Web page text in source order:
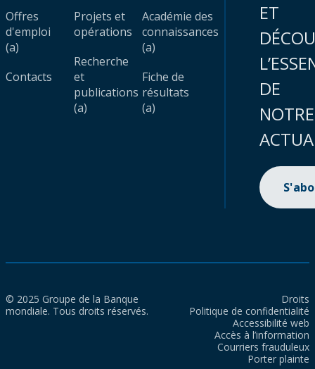
Offres
d'emploi
(a)
Contacts
Projets et
opérations
Recherche
et
publications
(a)
Académie des
connaissances
(a)
Fiche de
résultats
(a)
ET
DE
NOTRE
© 2025 Groupe de la Banque
mondiale. Tous droits réservés.
Droits
Politique de confidentialité
Accessibilité web
Accès à l’information
Courriers frauduleux
Porter plainte